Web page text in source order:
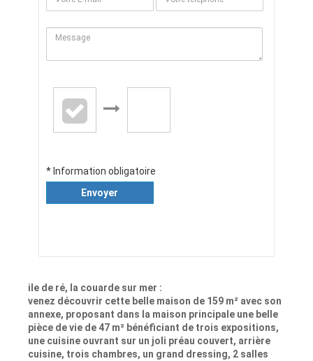
* Information obligatoire
Envoyer
ile de ré, la couarde sur mer :
venez découvrir cette belle maison de 159 m² avec son
annexe, proposant dans la maison principale une belle
pièce de vie de 47 m² bénéficiant de trois expositions,
une cuisine ouvrant sur un joli préau couvert, arrière
cuisine, trois chambres, un grand dressing, 2 salles